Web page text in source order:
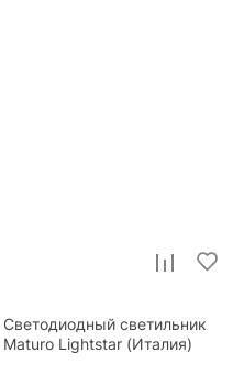
Светодиодный светильник
Maturo Lightstar (Италия)